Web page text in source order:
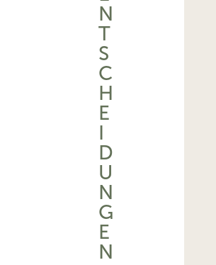
N
T
S
C
H
E
I
D
U
N
G
E
N